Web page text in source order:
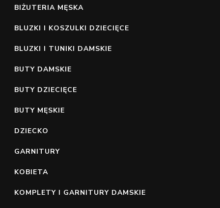
BIŻUTERIA MĘSKA
BLUZKI I KOSZULKI DZIECIĘCE
BLUZKI I TUNIKI DAMSKIE
BUTY DAMSKIE
BUTY DZIECIĘCE
BUTY MĘSKIE
DZIECKO
GARNITURY
KOBIETA
KOMPLETY I GARNITURY DAMSKIE